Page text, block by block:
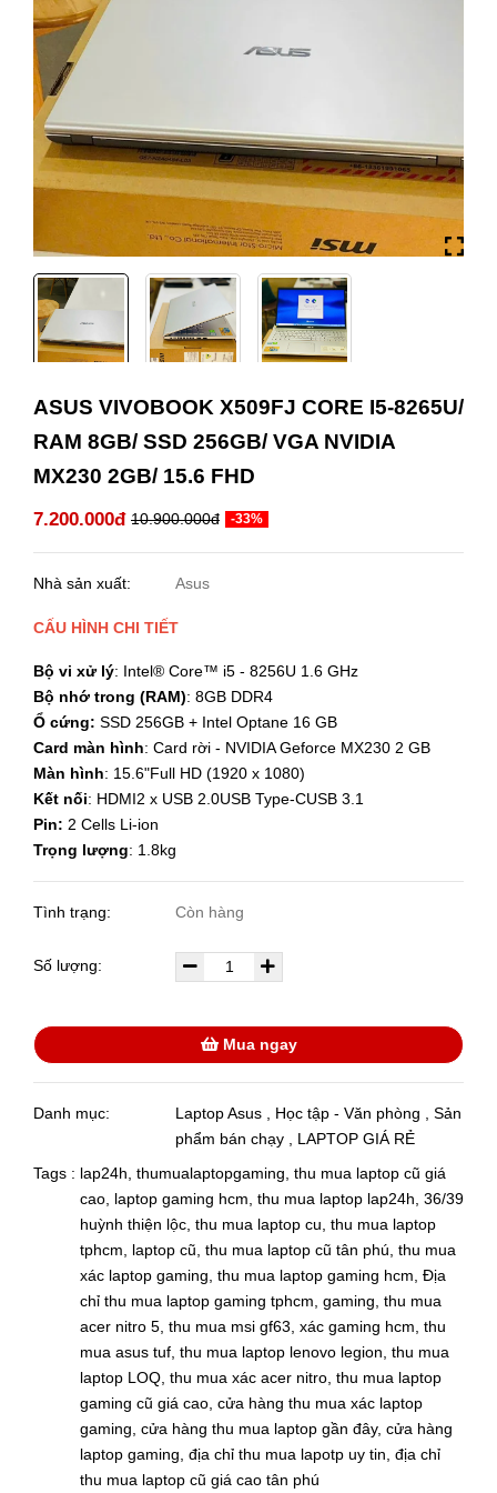
ASUS VIVOBOOK X509FJ CORE I5-8265U/
RAM 8GB/ SSD 256GB/ VGA NVIDIA
MX230 2GB/ 15.6 FHD
7.200.000đ 10.900.000đ -33%
Nhà sản xuất: Asus
CẤU HÌNH CHI TIẾT
Bộ vi xử lý: Intel® Core™ i5 - 8256U 1.6 GHz
Bộ nhớ trong (RAM): 8GB DDR4
Ổ cứng: SSD 256GB + Intel Optane 16 GB
Card màn hình: Card rời - NVIDIA Geforce MX230 2 GB
Màn hình: 15.6"Full HD (1920 x 1080)
Kết nối: HDMI2 x USB 2.0USB Type-CUSB 3.1
Pin: 2 Cells Li-ion
Trọng lượng: 1.8kg
Tình trạng: Còn hàng
Số lượng:
Mua ngay
Danh mục: Laptop Asus Học tập - Văn phòng ,Sản
phẩm bán chạy
LAPTOP GIÁ RẺ
Tags : lap24h thumualaptopgaming thu mua laptop cũ giá
cao laptop gaming hcm thu mua laptop lap24h 36/39
huỳnh thiện lộc thu mua laptop cu thu mua laptop
tphcm
laptop cũ thu mua laptop cũ tân phú thu mua
xác laptop gaming thu mua laptop gaming hcm Địa
chỉ thu mua laptop gaming tphcm gaming thu mua
acer nitro 5 thu mua msi gf63 xác gaming hcm thu
mua asus tuf thu mua laptop lenovo legion thu mua
laptop LOQ thu mua xác acer nitro thu mua laptop
gaming cũ giá cao cửa hàng thu mua xác laptop
gaming cửa hàng thu mua laptop gần đây, cửa hàng
laptop gaming địa chỉ thu mua lapotp uy tin địa chỉ
thu mua laptop cũ giá cao tân phú